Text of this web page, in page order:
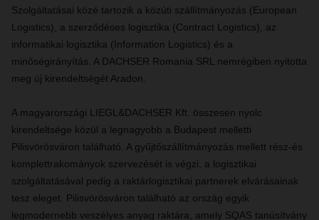
Szolgáltatásai közé tartozik a közúti szállítmányozás (European
Logistics), a szerződéses logisztika (Contract Logistics), az
informatikai logisztika (Information Logistics) és a
minőségirányítás. A DACHSER Romania SRL nemrégiben nyitotta
meg új kirendeltségét Aradon.
A magyarországi LIEGL&DACHSER Kft. összesen nyolc
kirendeltsége közül a legnagyobb a Budapest melletti
Pilisvörösváron található. A gyűjtőszállítmányozás mellett rész-és
komplettrakományok szervezését is végzi, a logisztikai
szolgáltatásával pedig a raktárlogisztikai partnerek elvárásainak
tesz eleget. Pilisvörösváron található az ország egyik
legmodernebb veszélyes anyag raktára, amely SQAS tanúsítvány